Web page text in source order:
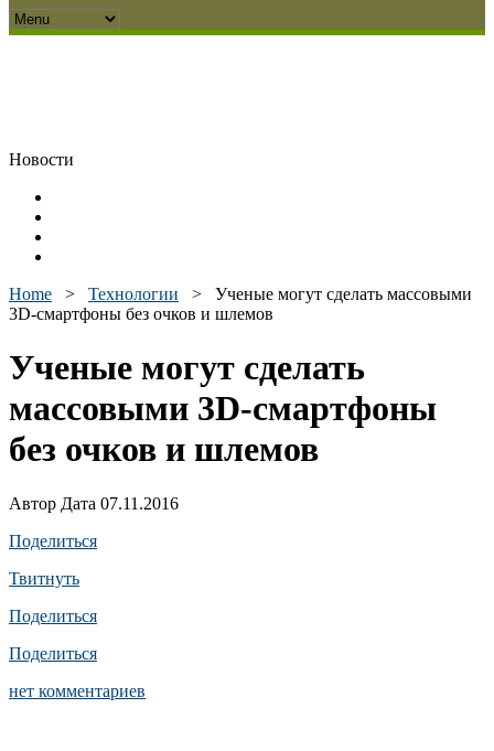
Новости
Home > Технологии > Ученые могут сделать массовыми
3D-смартфоны без очков и шлемов
Ученые могут сделать
массовыми 3D-смартфоны
без очков и шлемов
Автор Дата 07.11.2016
Поделиться
Твитнуть
Поделиться
Поделиться
нет комментариев